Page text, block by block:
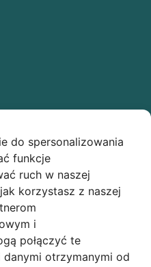
do spersonalizowania
funkcje
ruch w naszej
korzystasz z naszej
i
połączyć te
otrzymanymi od
low FODMAP –